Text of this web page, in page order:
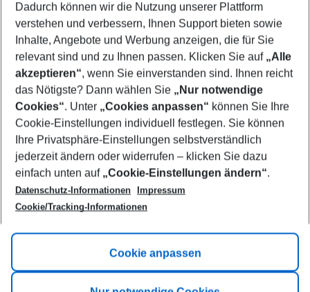
Who will travel
2 adults No children
Show more filter
Footer
Footer navigation
Title A
Link A
Dadurch können wir die Nutzung unserer Plattform
verstehen und verbessern, Ihnen Support bieten sowie
Inhalte, Angebote und Werbung anzeigen, die für Sie
relevant sind und zu Ihnen passen. Klicken Sie auf „Alle
akzeptieren“, wenn Sie einverstanden sind. Ihnen reicht
das Nötigste? Dann wählen Sie „Nur notwendige
Cookies“. Unter „Cookies anpassen“ können Sie Ihre
Cookie-Einstellungen individuell festlegen. Sie können
Ihre Privatsphäre-Einstellungen selbstverständlich
jederzeit ändern oder widerrufen – klicken Sie dazu
einfach unten auf „Cookie-Einstellungen ändern“.
Datenschutz-Informationen
Impressum
Cookie/Tracking-Informationen
Cookie anpassen